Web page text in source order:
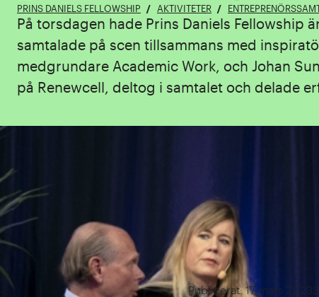
PRINS DANIELS FELLOWSHIP AKTIVITETER
På torsdagen hade Prins Daniels Fellowship
samtalade på scen tillsammans med
medgrundare Academic Work, och Johan
på Renewcell, deltog i samtalet och delade
Publicerat: 17 mars 2023